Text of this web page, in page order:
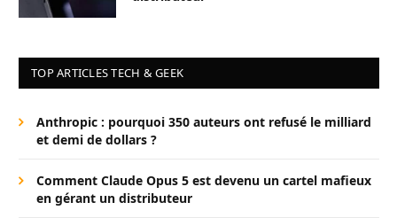
TOP ARTICLES TECH & GEEK
Anthropic : pourquoi 350 auteurs ont refusé le milliard
et demi de dollars ?
Comment Claude Opus 5 est devenu un cartel mafieux
en gérant un distributeur